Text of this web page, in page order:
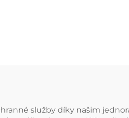
služby díky našim